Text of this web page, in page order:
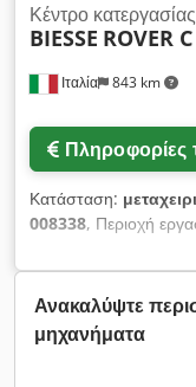
Ιταλία 843 km
Κέντρο
BIESSE ROVER
Πληροφορίες
Κατάσταση:
008338, Περιοχή
εργασίας άξονας Y:
προεξοχών κενού
ελεγχόμενων αξόνων:
41 Crjdpfox A Tkxjx
Ανακαλύψτε
μηχανήματα